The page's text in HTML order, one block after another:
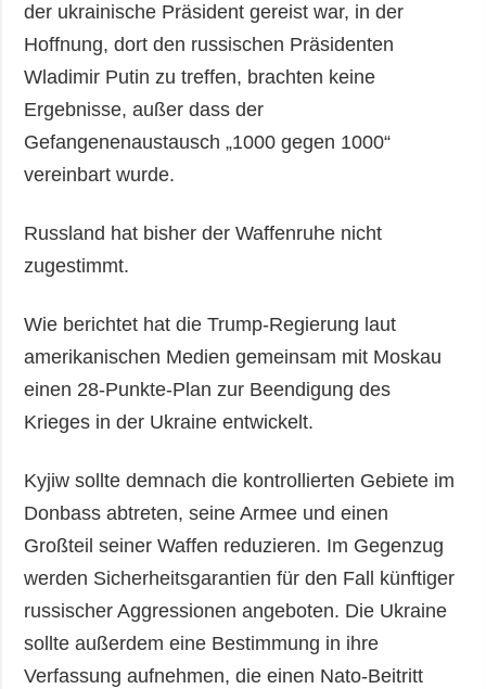
der ukrainische Präsident gereist war, in der
Hoffnung, dort den russischen Präsidenten
Wladimir Putin zu treffen, brachten keine
Ergebnisse, außer dass der
Gefangenenaustausch „1000 gegen 1000“
vereinbart wurde.
Russland hat bisher der Waffenruhe nicht
zugestimmt.
Wie berichtet hat die Trump-Regierung laut
amerikanischen Medien gemeinsam mit Moskau
einen 28-Punkte-Plan zur Beendigung des
Krieges in der Ukraine entwickelt.
Kyjiw sollte demnach die kontrollierten Gebiete im
Donbass abtreten, seine Armee und einen
Großteil seiner Waffen reduzieren. Im Gegenzug
werden Sicherheitsgarantien für den Fall künftiger
russischer Aggressionen angeboten. Die Ukraine
sollte außerdem eine Bestimmung in ihre
Verfassung aufnehmen, die einen Nato-Beitritt